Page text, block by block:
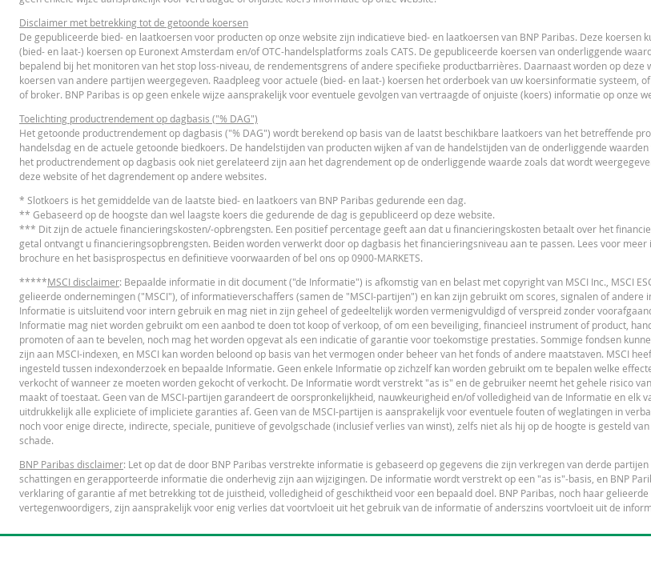
5 aug. 2026 22:15
Einde dag
4 aug. 2026 22:17
Einde dag 18,02
3 aug. 2026 22:16
Einde dag 13,22
31 jul. 2026 07:56
Einde dag 11,79
30 jul. 2026 22:15
Einde dag
29 jul. 2026 22:16
Einde dag 7,63
28 jul. 2026 22:18
Einde dag 9,88
28 jul. 2026 07:53
Einde dag
28 jul. 2026 07:47
Einde dag 9,82
27 jul. 2026 22:16
Einde dag 11,1
24 jul. 2026 22:18
Einde dag
24 jul. 2026 08:03
Einde dag 13,04
DOWNLOAD
Resetgeschiedenis xlsx
PROSPECTUS
Prospectus (NL) URL
FINAL TERMS
Final Terms URL
ESSENTIËLE BELEGGERSINFORMATIEDOCUMENTATIE
Essentiële
Beleggersinformatiedocument (NL)
PDF
OVERIGE WETTELIJKE DOCUMENTEN
Notices URL Notices
FINANCIEEL OVERZICHT
Financial Information URL
Disclaimer met betrekking tot de getoonde koersen
De gepubliceerde bied- en laatkoersen voor producten op onze website zijn indicatieve bied- en laatkoersen van BNP Paribas. Deze koersen
(bied- en laat-) koersen op Euronext Amsterdam en/of OTC-handelsplatforms zoals CATS. De gepubliceerde koersen van onderliggende
bepalend bij het monitoren van het stop loss-niveau, de rendementsgrens of andere specifieke productbarrières. Daarnaast worden op deze
koersen van andere partijen weergegeven. Raadpleeg voor actuele (bied- en laat-) koersen het orderboek van uw koersinformatie systeem,
of broker. BNP Paribas is op geen enkele wijze aansprakelijk voor eventuele gevolgen van vertraagde of onjuiste (koers) informatie op onze
Toelichting productrendement op dagbasis ("% DAG")
Het getoonde productrendement op dagbasis ("% DAG") wordt berekend op basis van de laatst beschikbare laatkoers van het betreffende
handelsdag en de actuele getoonde biedkoers. De handelstijden van producten wijken af van de handelstijden van de onderliggende
het productrendement op dagbasis ook niet gerelateerd zijn aan het dagrendement op de onderliggende waarde zoals dat wordt
deze website of het dagrendement op andere websites.
* Slotkoers is het gemiddelde van de laatste bied- en laatkoers van BNP Paribas gedurende een dag.
** Gebaseerd op de hoogste dan wel laagste koers die gedurende de dag is gepubliceerd op deze website.
*** Dit zijn de actuele financieringskosten/-opbrengsten. Een positief percentage geeft aan dat u financieringskosten betaalt over het
getal ontvangt u financieringsopbrengsten. Beiden worden verwerkt door op dagbasis het financieringsniveau aan te passen. Lees voor
brochure en het basisprospectus en definitieve voorwaarden of bel ons op 0900-MARKETS.
*****MSCI disclaimer: Bepaalde informatie in dit document ("de Informatie") is afkomstig van en belast met copyright van MSCI Inc., MSCI
gelieerde ondernemingen ("MSCI"), of informatieverschaffers (samen de "MSCI-partijen") en kan zijn gebruikt om scores, signalen of andere
Informatie is uitsluitend voor intern gebruik en mag niet in zijn geheel of gedeeltelijk worden vermenigvuldigd of verspreid zonder
Informatie mag niet worden gebruikt om een aanbod te doen tot koop of verkoop, of om een beveiliging, financieel instrument of product,
promoten of aan te bevelen, noch mag het worden opgevat als een indicatie of garantie voor toekomstige prestaties. Sommige fondsen
zijn aan MSCI-indexen, en MSCI kan worden beloond op basis van het vermogen onder beheer van het fonds of andere maatstaven. MSCI
ingesteld tussen indexonderzoek en bepaalde Informatie. Geen enkele Informatie op zichzelf kan worden gebruikt om te bepalen welke
verkocht of wanneer ze moeten worden gekocht of verkocht. De Informatie wordt verstrekt "as is" en de gebruiker neemt het gehele risico
maakt of toestaat. Geen van de MSCI-partijen garandeert de oorspronkelijkheid, nauwkeurigheid en/of volledigheid van de Informatie en elk
uitdrukkelijk alle expliciete of impliciete garanties af. Geen van de MSCI-partijen is aansprakelijk voor eventuele fouten of weglatingen in
noch voor enige directe, indirecte, speciale, punitieve of gevolgschade (inclusief verlies van winst), zelfs niet als hij op de hoogte is gesteld
schade.
BNP Paribas disclaimer: Let op dat de door BNP Paribas verstrekte informatie is gebaseerd op gegevens die zijn verkregen van derde
schattingen en gerapporteerde informatie die onderhevig zijn aan wijzigingen. De informatie wordt verstrekt op een "as is"-basis, en BNP
verklaring of garantie af met betrekking tot de juistheid, volledigheid of geschiktheid voor een bepaald doel. BNP Paribas, noch haar
vertegenwoordigers, zijn aansprakelijk voor enig verlies dat voortvloeit uit het gebruik van de informatie of anderszins voortvloeit uit de